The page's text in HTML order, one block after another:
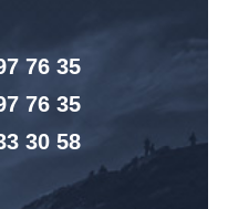
76 35
76 35
30 58